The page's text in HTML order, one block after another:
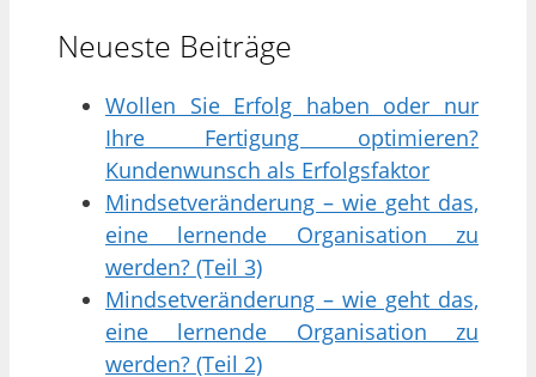
Neueste Beiträge
Wollen Sie Erfolg haben oder nur
Ihre Fertigung optimieren?
Kundenwunsch als Erfolgsfaktor
Mindsetveränderung – wie geht das,
eine lernende Organisation zu
werden? (Teil 3)
Mindsetveränderung – wie geht das,
eine lernende Organisation zu
werden? (Teil 2)